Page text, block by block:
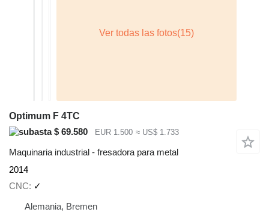
Optimum F 4TC
$ 69.580
EUR 1.500 ≈ US$ 1.733
Maquinaria industrial - fresadora para metal
2014
CNC
✓
Alemania, Bremen